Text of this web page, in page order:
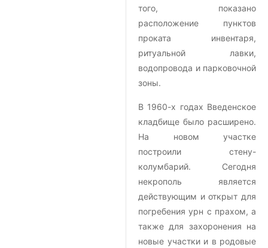
того, показано
расположение пунктов
проката инвентаря,
ритуальной лавки,
водопровода и парковочной
зоны.
В 1960-х годах Введенское
кладбище было расширено.
На новом участке
построили стену-
колумбарий. Сегодня
некрополь является
действующим и открыт для
погребения урн с прахом, а
также для захоронения на
новые участки и в родовые